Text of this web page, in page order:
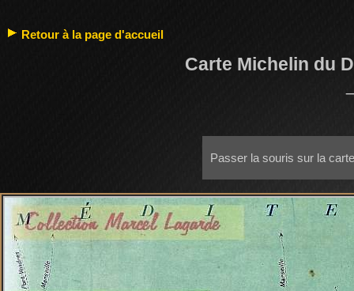
Retour à la page d'accueil
Carte Michelin du
Passer la souris sur la